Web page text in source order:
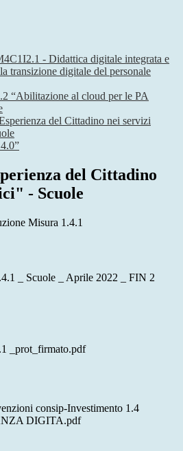
- Didattica digitale integrata e
transizione digitale del personale
“Abilitazione al cloud per le PA
del Cittadino nei servizi
del Cittadino
- Scuole
Misura 1.4.1
_ Scuole _ Aprile 2022 _ FIN 2
_prot_firmato.pdf
consip-Investimento 1.4
DIGITA.pdf